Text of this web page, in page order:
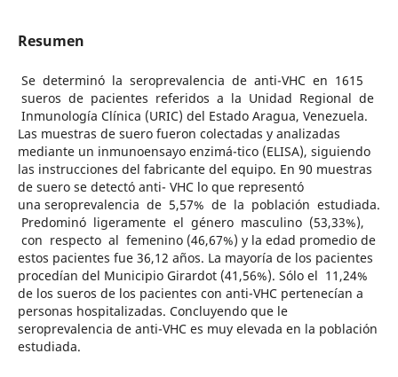
Resumen
Se determinó la seroprevalencia de anti-VHC en 1615
sueros de pacientes referidos a la Unidad Regional de
Inmunología Clínica (URIC) del Estado Aragua, Venezuela.
Las muestras de suero fueron colectadas y analizadas
mediante un inmunoensayo enzimá-tico (ELISA), siguiendo
las instrucciones del fabricante del equipo. En 90 muestras
de suero se detectó anti- VHC lo que representó
una seroprevalencia de 5,57% de la población estudiada.
Predominó ligeramente el género masculino (53,33%),
con respecto al femenino (46,67%) y la edad promedio de
estos pacientes fue 36,12 años. La mayoría de los pacientes
procedían del Municipio Girardot (41,56%). Sólo el 11,24%
de los sueros de los pacientes con anti-VHC pertenecían a
personas hospitalizadas. Concluyendo que le
seroprevalencia de anti-VHC es muy elevada en la población
estudiada.